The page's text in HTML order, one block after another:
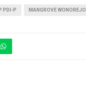
PDI-P MANGROVE WONOREJO